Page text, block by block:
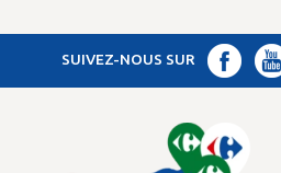
SUIVEZ-NOUS SUR